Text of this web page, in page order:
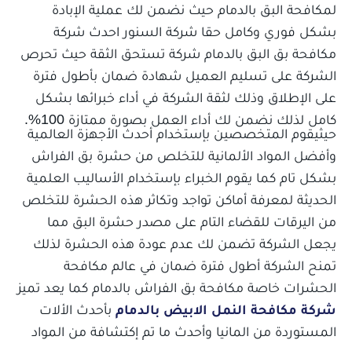
لمكافحة البق بالدمام حيث نضمن لك عملية الإبادة
بشكل فوري وكامل حقا شركة السنور احدث شركة
مكافحة بق البق بالدمام شركة تستحق الثقة حيث تحرص
الشركة على تسليم العميل شهادة ضمان بأطول فترة
على الإطلاق وذلك لثقة الشركة في أداء خبرائها بشكل
كامل لذلك نضمن لك أداء العمل بصورة ممتازة 100%.
حيثيقوم المتخصصين بإستخدام أحدث الأجهزة العالمية
وأفضل المواد الألمانية للتخلص من حشرة بق الفراش
بشكل تام كما يقوم الخبراء بإستخدام الأساليب العلمية
الحديثة لمعرفة أماكن تواجد وتكاثر هذه الحشرة للتخلص
من اليرقات للقضاء التام على مصدر حشرة البق مما
يجعل الشركة تضمن لك عدم عودة هذه الحشرة لذلك
تمنح الشركة أطول فترة ضمان في عالم مكافحة
الحشرات خاصة مكافحة بق الفراش بالدمام كما يعد تميز
شركة مكافحة النمل الابيض بالدمام بأحدث الألات
المستوردة من المانيا وأحدث ما تم إكتشافة من المواد